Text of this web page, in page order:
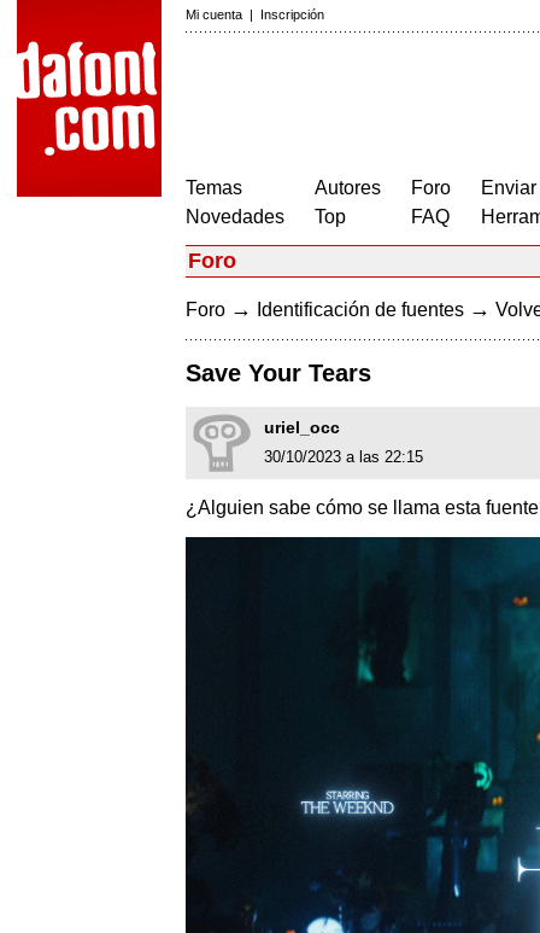
Mi cuenta | Inscripción
Temas
Novedades
Autores
Top
Foro
FAQ
Foro
Foro → Identificación de fuentes →
Save Your Tears
uriel_occ
30/10/2023 a las 22:15
¿Alguien sabe cómo se llama esta